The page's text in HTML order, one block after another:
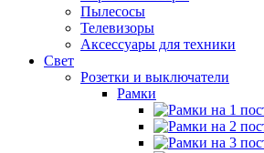
Пылесосы
Телевизоры
Аксессуары для техники
Свет
Розетки и выключатели
Рамки